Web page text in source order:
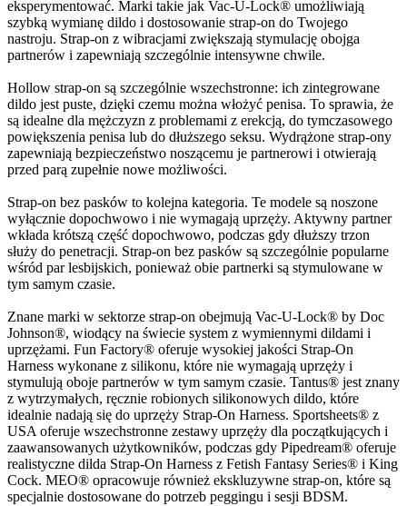
eksperymentować. Marki takie jak Vac-U-Lock® umożliwiają
szybką wymianę dildo i dostosowanie strap-on do Twojego
nastroju. Strap-on z wibracjami zwiększają stymulację obojga
partnerów i zapewniają szczególnie intensywne chwile.
Hollow strap-on są szczególnie wszechstronne: ich zintegrowane
dildo jest puste, dzięki czemu można włożyć penisa. To sprawia, że
są idealne dla mężczyzn z problemami z erekcją, do tymczasowego
powiększenia penisa lub do dłuższego seksu. Wydrążone strap-ony
zapewniają bezpieczeństwo noszącemu je partnerowi i otwierają
przed parą zupełnie nowe możliwości.
Strap-on bez pasków to kolejna kategoria. Te modele są noszone
wyłącznie dopochwowo i nie wymagają uprzęży. Aktywny partner
wkłada krótszą część dopochwowo, podczas gdy dłuższy trzon
służy do penetracji. Strap-on bez pasków są szczególnie popularne
wśród par lesbijskich, ponieważ obie partnerki są stymulowane w
tym samym czasie.
Znane marki w sektorze strap-on obejmują Vac-U-Lock® by Doc
Johnson®, wiodący na świecie system z wymiennymi dildami i
uprzężami. Fun Factory® oferuje wysokiej jakości Strap-On
Harness wykonane z silikonu, które nie wymagają uprzęży i
stymulują oboje partnerów w tym samym czasie. Tantus® jest znany
z wytrzymałych, ręcznie robionych silikonowych dildo, które
idealnie nadają się do uprzęży Strap-On Harness. Sportsheets® z
USA oferuje wszechstronne zestawy uprzęży dla początkujących i
zaawansowanych użytkowników, podczas gdy Pipedream® oferuje
realistyczne dilda Strap-On Harness z Fetish Fantasy Series® i King
Cock. MEO® opracowuje również ekskluzywne strap-on, które są
specjalnie dostosowane do potrzeb peggingu i sesji BDSM.